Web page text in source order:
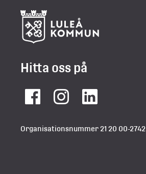
Hitta oss på
FacebookInstagramLinkedIn
Organisationsnummer 21 20 00-2742